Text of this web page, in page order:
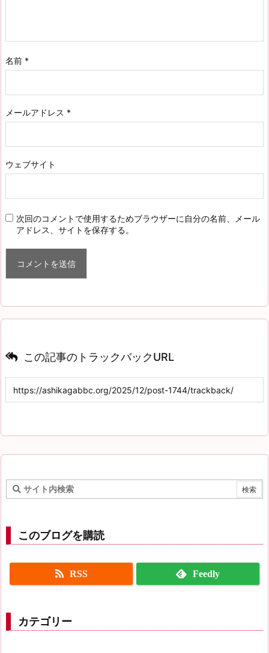
名前 *
メールアドレス *
ウェブサイト
次回のコメントで使用するためブラウザーに自分の名前、メール
アドレス、サイトを保存する。
この記事のトラックバックURL
このブログを購読
RSS Feedly
カテゴリー